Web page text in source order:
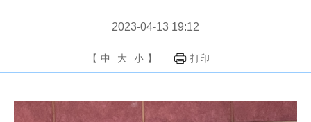
2023-04-13 19:12
【 中 大 小 】 打印